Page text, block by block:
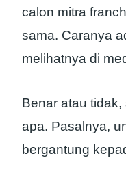
calon mitra
sama. Caranya
melihatnya di
Benar atau
apa. Pasalnya,
bergantung